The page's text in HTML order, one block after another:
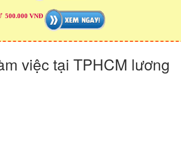
500.000 VNĐ
việc tại TPHCM lương